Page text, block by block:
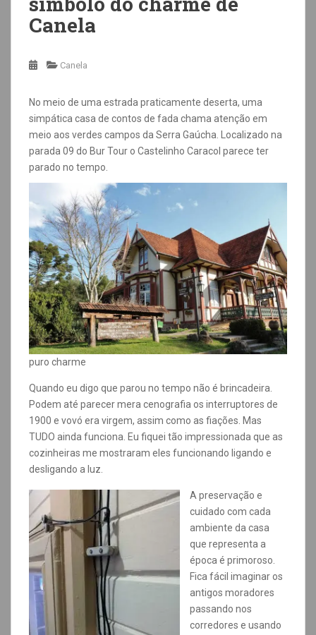
Canela
Canela
No meio de uma estrada praticamente deserta, uma
simpática casa de contos de fada chama atenção em
meio aos verdes campos da Serra Gaúcha. Localizado na
parada 09 do Bur Tour o Castelinho Caracol parece ter
parado no tempo.
puro charme
Quando eu digo que parou no tempo não é brincadeira.
Podem até parecer mera cenografia os interruptores de
1900 e vovó era virgem, assim como as fiações. Mas
TUDO ainda funciona. Eu fiquei tão impressionada que as
cozinheiras me mostraram eles funcionando ligando e
desligando a luz.
A preservação e
cuidado com cada
ambiente da casa
que representa a
época é primoroso.
Fica fácil imaginar os
antigos moradores
passando nos
corredores e usando